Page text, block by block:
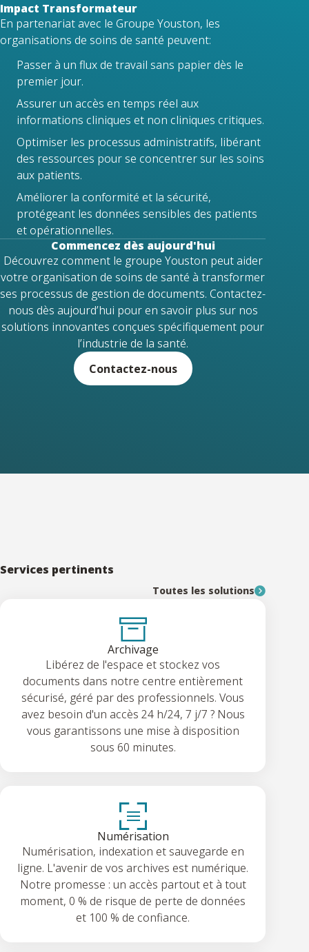
Impact Transformateur
En partenariat avec le Groupe Youston, les
organisations de soins de santé peuvent:
Passer à un flux de travail sans papier dès le
premier jour.
Assurer un accès en temps réel aux
informations cliniques et non cliniques critiques.
Optimiser les processus administratifs, libérant
des ressources pour se concentrer sur les soins
aux patients.
Améliorer la conformité et la sécurité,
protégeant les données sensibles des patients
et opérationnelles.
Commencez dès aujourd'hui
Découvrez comment le groupe Youston peut aider
votre organisation de soins de santé à transformer
ses processus de gestion de documents. Contactez-
nous dès aujourd’hui pour en savoir plus sur nos
solutions innovantes conçues spécifiquement pour
l’industrie de la santé.
Contactez-nous
Services pertinents
Toutes les solutions
Archivage
Libérez de l'espace et stockez vos
documents dans notre centre entièrement
sécurisé, géré par des professionnels. Vous
avez besoin d'un accès 24 h/24, 7 j/7 ? Nous
vous garantissons une mise à disposition
sous 60 minutes.
Numérisation
Numérisation, indexation et sauvegarde en
ligne. L'avenir de vos archives est numérique.
Notre promesse : un accès partout et à tout
moment, 0 % de risque de perte de données
et 100 % de confiance.